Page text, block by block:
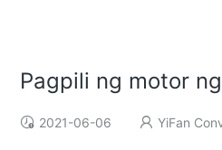
Pagpili ng motor
2021-06-06 YiFan